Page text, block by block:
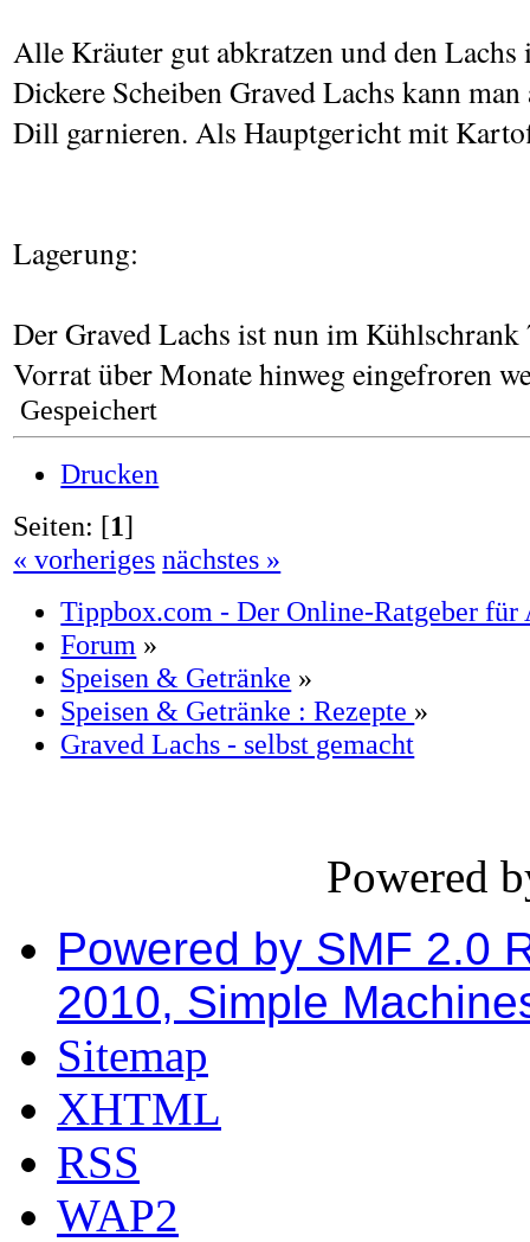
Alle Kräuter gut abkratzen und den Lachs
Dickere Scheiben Graved Lachs kann
Dill garnieren. Als Hauptgericht mit
Lagerung:
Der Graved Lachs ist nun im
Vorrat über Monate hinweg eingefroren
Gespeichert
Drucken
Seiten: [1]
« vorheriges nächstes »
Tippbox.com - Der Online-Ratgeber für
Forum »
Speisen & Getränke »
Speisen & Getränke : Rezepte »
Graved Lachs - selbst gemacht
Powered
Powered by SMF 2.0
2010, Simple
Sitemap
XHTML
RSS
WAP2